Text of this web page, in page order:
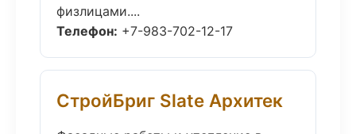
физлицами....
Телефон: +7-983-702-12-17
СтройБриг Slate Архитек